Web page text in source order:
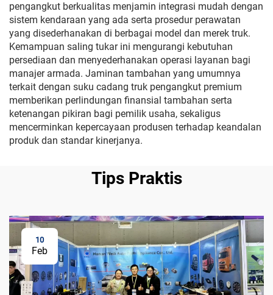
pengangkut berkualitas menjamin integrasi mudah dengan
sistem kendaraan yang ada serta prosedur perawatan
yang disederhanakan di berbagai model dan merek truk.
Kemampuan saling tukar ini mengurangi kebutuhan
persediaan dan menyederhanakan operasi layanan bagi
manajer armada. Jaminan tambahan yang umumnya
terkait dengan suku cadang truk pengangkut premium
memberikan perlindungan finansial tambahan serta
ketenangan pikiran bagi pemilik usaha, sekaligus
mencerminkan kepercayaan produsen terhadap keandalan
produk dan standar kinerjanya.
Tips Praktis
10
Feb